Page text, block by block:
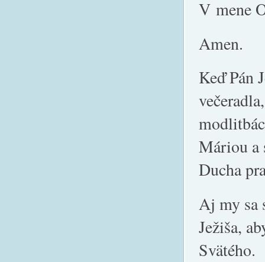
V mene
Amen.
Keď Pán
Máriou a
Ducha
Aj my sa
Ježiša,
Svätého.